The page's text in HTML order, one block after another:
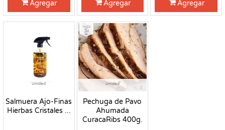
Agregar Agregar Agregar
Unidad
Salmuera Ajo-Finas
Hierbas Cristales ...
Unidad
Pechuga de Pavo
Ahumada
CuracaRibs 400g.
Fresco